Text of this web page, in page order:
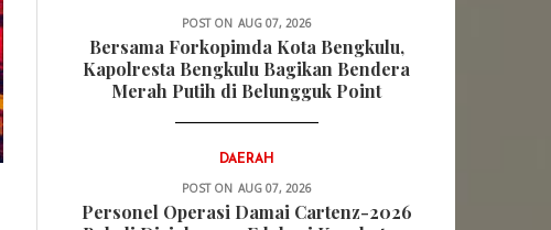
POST ON AUG 07, 2026
Bersama Forkopimda Kota Bengkulu,
Kapolresta Bengkulu Bagikan Bendera
Merah Putih di Belungguk Point
DAERAH
POST ON AUG 07, 2026
Personel Operasi Damai Cartenz-2026